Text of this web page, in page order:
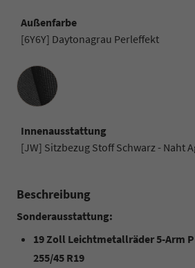
Außenfarbe
[6Y6Y] Daytonagrau Perleffekt
Innenausstattung
Innenausstattung
[JW] Sitzbezug Stoff Schwarz - Naht
Beschreibung
Sonderausstattung:
19 Zoll Leichtmetallräder 5-Arm
255/45 R19